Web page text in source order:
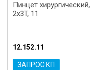
Пинцет хирургический,
2x3T, 11
12.152.11
ЗАПРОС КП